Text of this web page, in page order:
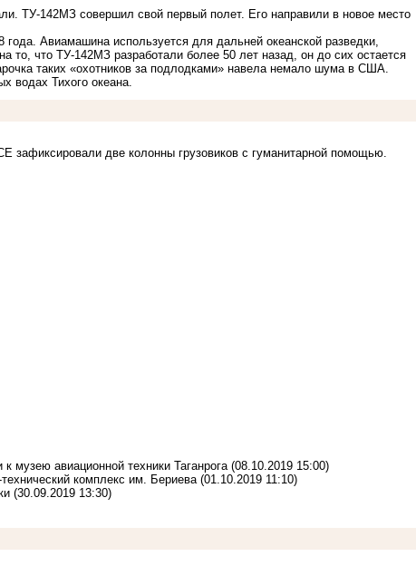
ТУ-142МЗ совершил свой первый полет. Его направили в новое место
Авиамашина используется для дальней океанской разведки,
то, что ТУ-142МЗ разработали более 50 лет назад, он до сих остается
таких «охотников за подлодками» навела немало шума в США.
водах Тихого океана.
зафиксировали две колонны грузовиков с гуманитарной помощью.
музею авиационной техники Таганрога (08.10.2019 15:00)
комплекс им. Бериева (01.10.2019 11:10)
(30.09.2019 13:30)